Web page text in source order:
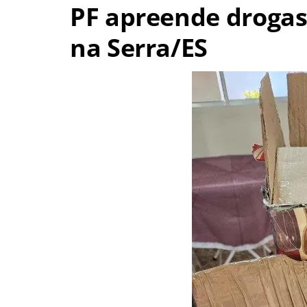
PF apreende
na Serra/ES